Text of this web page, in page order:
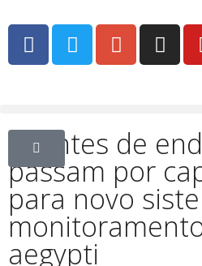
Agentes de
passam por
para novo
aegypti